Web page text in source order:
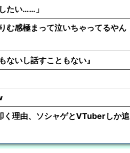
たい……」
む感極まって泣いちゃってるやん
ないし話すこともない』
く理由、ソシャゲとVTuberしか追